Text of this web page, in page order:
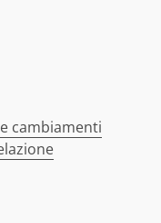
cambiamenti